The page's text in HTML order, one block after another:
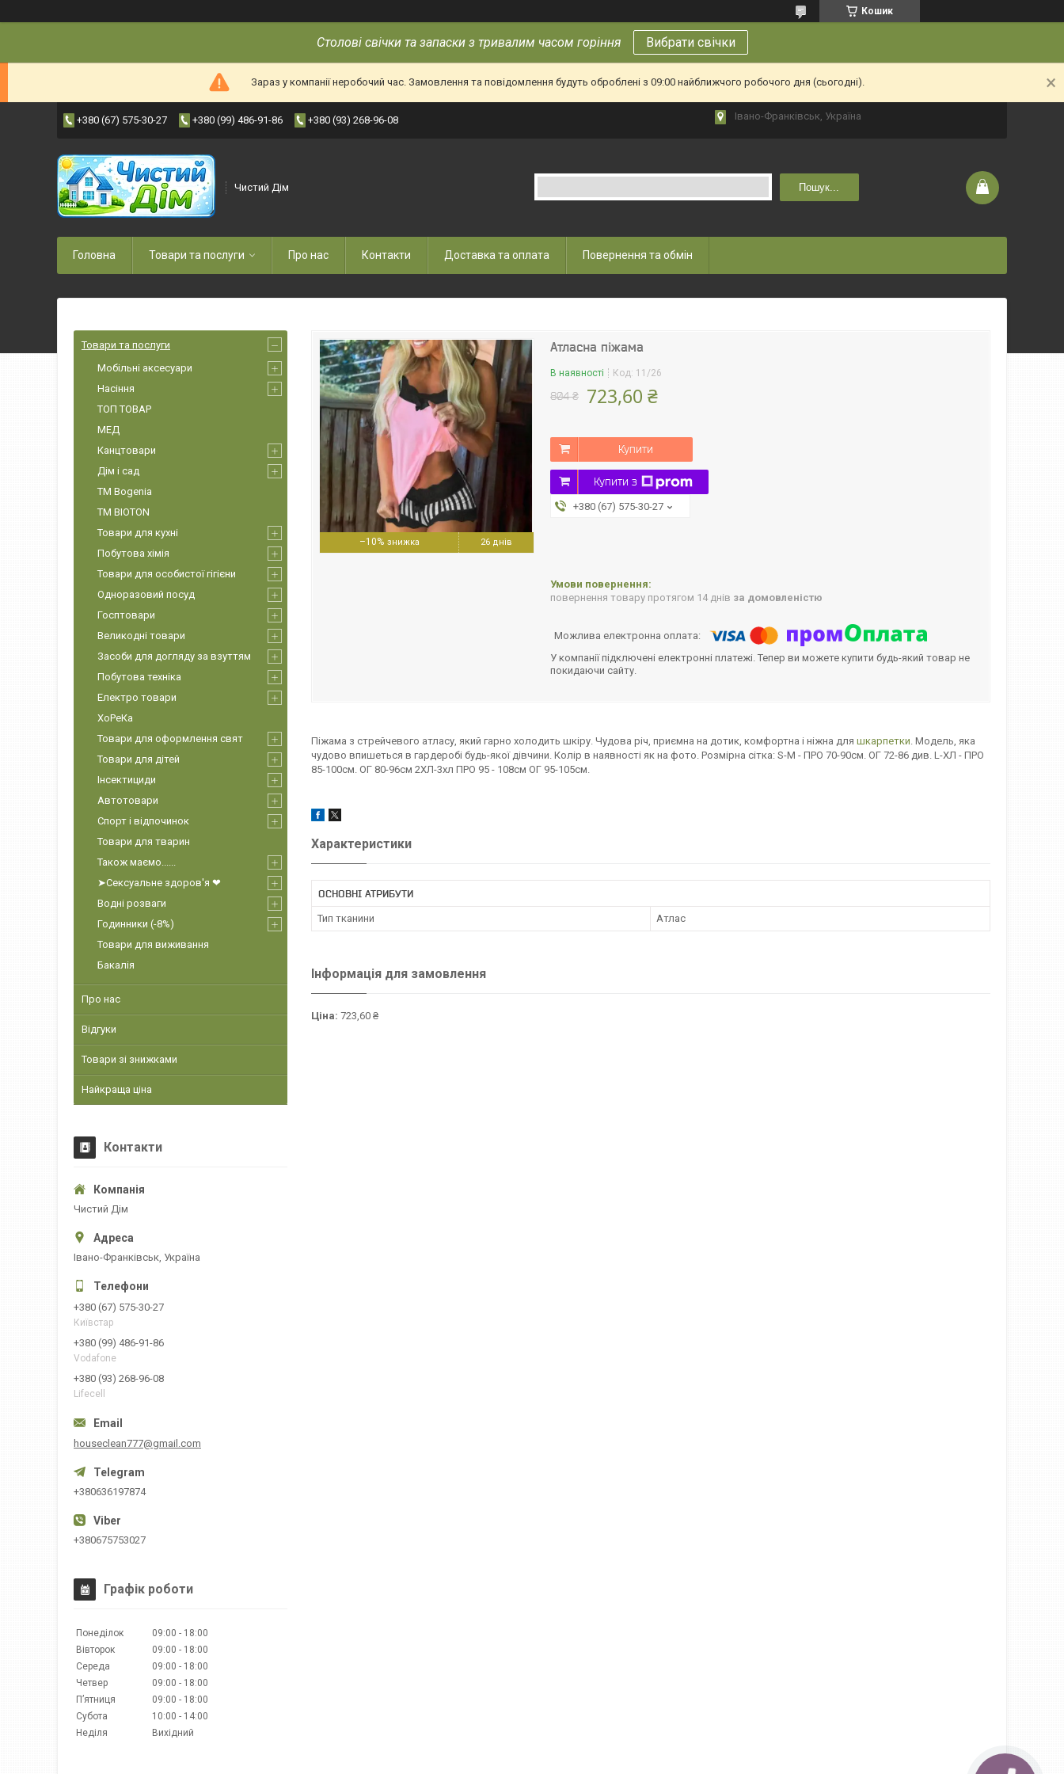
Кошик
Столові свічки та запаски з тривалим часом горіння Вибрати свічки
Зараз у компанії неробочий час. Замовлення та повідомлення будуть оброблені з 09:00 найближчого робочого дня (сьогодні).
+380 (67) 575-30-27 +380 (99) 486-91-86 +380 (93) 268-96-08 Івано-Франківськ, Україна
Чистий Дім Пошук...
Головна Товари та послуги Про нас Контакти Доставка та оплата Повернення та обмін
–10% 26 днів
Атласна піжама
В наявності Код: 11/26
804 ₴ 723,60 ₴
Купити
Купити з
+380 (67) 575-30-27
повернення товару протягом 14 днів за домовленістю
У компанії підключені електронні платежі. Тепер ви можете купити будь-який товар не
покидаючи сайту.
Піжама з стрейчевого атласу, який гарно холодить шкіру. Чудова річ, приємна на дотик, комфортна і ніжна для шкарпетки. Модель, яка
чудово впишеться в гардеробі будь-якої дівчини. Колір в наявності як на фото. Розмірна сітка: S-М - ПРО 70-90см. ОГ 72-86 див. L-ХЛ - ПРО
85-100см. ОГ 80-96см 2ХЛ-3хл ПРО 95 - 108см ОГ 95-105см.
Характеристики
ОСНОВНІ АТРИБУТИ
Тип тканини Атлас
Інформація для замовлення
Ціна: 723,60 ₴
Товари та послуги
Мобільні аксесуари
Насіння
ТОП ТОВАР
МЕД
Канцтовари
Дім і сад
ТМ Bogenia
ТМ BIOTON
Товари для кухні
Побутова хімія
Товари для особистої гігієни
Одноразовий посуд
Госптовари
Великодні товари
Засоби для догляду за взуттям
Побутова техніка
Електро товари
ХоРеКа
Товари для оформлення свят
Товари для дітей
Інсектициди
Автотовари
Спорт і відпочинок
Товари для тварин
Також маємо......
➤Сексуальне здоров'я ❤
Водні розваги
Годинники (-8%)
Товари для виживання
Бакалія
Про нас
Відгуки
Товари зі знижками
Найкраща ціна
Контакти
Чистий Дім
Івано-Франківськ, Україна
+380 (67) 575-30-27
Київстар
+380 (99) 486-91-86
Vodafone
+380 (93) 268-96-08
Lifecell
houseclean777@gmail.com
+380636197874
+380675753027
Графік роботи
Понеділок 09:00
18:00
Вівторок
09:00
18:00
Середа
09:00
18:00
Четвер
09:00
18:00
Пʼятниця
09:00
18:00
Субота
10:00
14:00
Неділя
Вихідний